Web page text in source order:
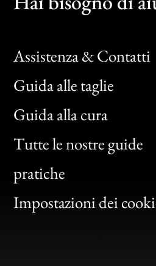
Assistenza & Contatti
Guida alle taglie
Guida alla cura
Tutte le nostre guide
pratiche
Impostazioni dei